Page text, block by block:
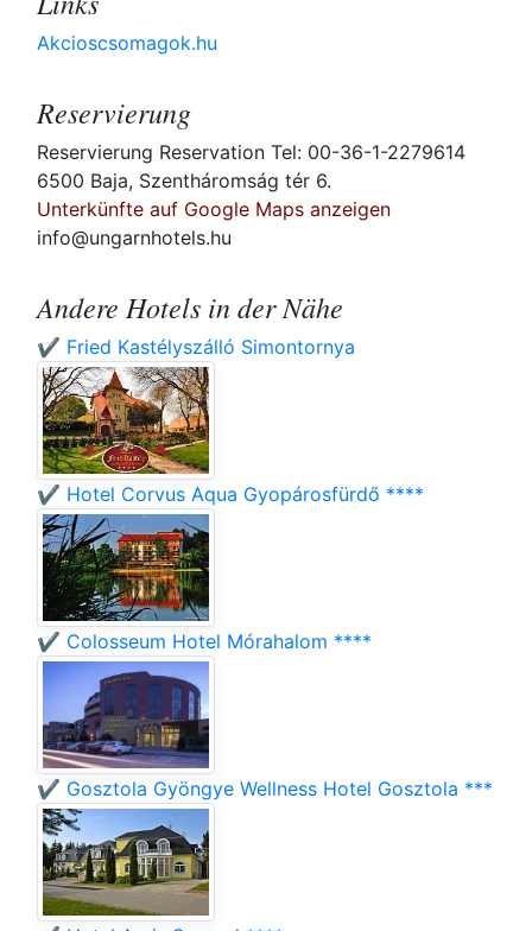
Akcioscsomagok.hu
Reservierung
Reservierung Reservation Tel: 00-36-1-2279614
6500 Baja, Szentháromság tér 6.
Unterkünfte auf Google Maps anzeigen
info@ungarnhotels.hu
Andere Hotels in der Nähe
✔️ Fried Kastélyszálló Simontornya
✔️ Hotel Corvus Aqua Gyopárosfürdő ****
✔️ Colosseum Hotel Mórahalom ****
✔️ Gosztola Gyöngye Wellness Hotel Gosztola ***